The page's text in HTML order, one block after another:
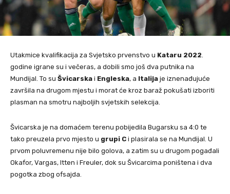
Utakmice kvalifikacija za Svjetsko prvenstvo u Kataru 2022
godine igrane su i večeras, a dobili smo još dva putnika na
Mundijal. To su Švicarska i Engleska, a Italija je iznenađujuće
završila na drugom mjestu i morat će kroz baraž pokušati izboriti
plasman na smotru najboljih svjetskih selekcija.
Švicarska je na domaćem terenu pobijedila Bugarsku sa 4:0 te
tako preuzela prvo mjesto u grupi C i plasirala se na Mundijal. U
prvom poluvremenu nije bilo golova, a zatim su u drugom pogađali
Okafor, Vargas, Itten i Freuler, dok su Švicarcima poništena i dva
pogotka zbog ofsajda.